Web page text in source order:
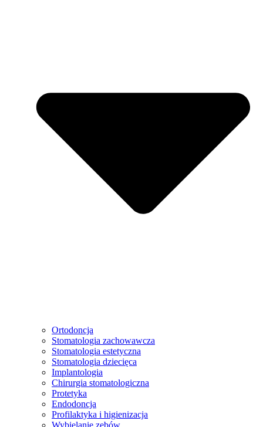
Ortodoncja
Stomatologia zachowawcza
Stomatologia estetyczna
Stomatologia dziecięca
Implantologia
Chirurgia stomatologiczna
Protetyka
Endodoncja
Profilaktyka i higienizacja